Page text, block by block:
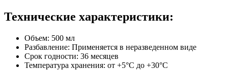
Технические характеристики:
Объем: 500 мл
Разбавление: Применяется в неразведенном виде
Срок годности: 36 месяцев
Температура хранения: от +5°C до +30°C